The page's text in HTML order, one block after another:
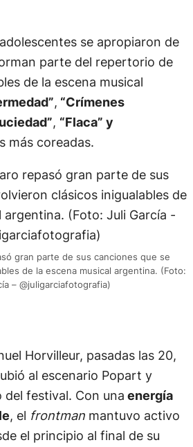
se apropiaron de
parte del repertorio de
de la escena musical
, “Crímenes
, “Flaca” y
más coreadas.
gran parte de sus canciones que se
de la escena musical argentina. (Foto:
– @juligarciafotografia)
Horvilleur, pasadas las 20,
al escenario Popart y
del festival. Con una energía
, el frontman mantuvo activo
el principio al final de su